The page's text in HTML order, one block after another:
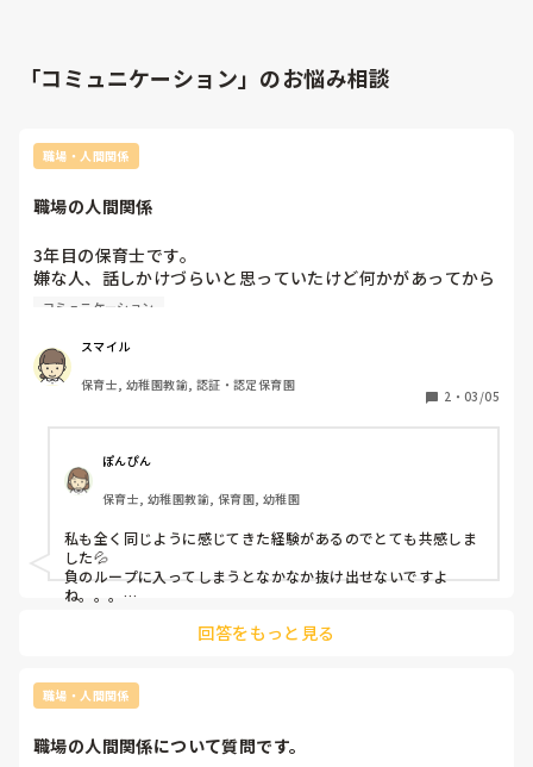
「コミュニケーション」のお悩み相談
職場・人間関係
職場の人間関係
3年目の保育士です。
嫌な人、話しかけづらいと思っていたけど何かがあってから
話しやすくなった！、変わった！などの体験談があれば教え
職場で浮いている、期待されていないと感じることが多くな
ってきました。仕事でのミスも多く、元々コミュニケーショ
ンを取るのが苦手で、仕事上の人間関係のことになると、上
保護者とは、積極的に話はできるのですが、上司に相談した
り、分からないことを質問する時に躊躇してしまいます。怖
い気持ちがあるのか怒られるのを恐れているのか自分でも分
かりません💦
休憩中に雑談をしているところでは頷いたりにこっと笑った
りして会話に入れるようには頑張り中です！
新年度も、もうすぐ始まるし新卒の方も入ってくるので私の
コミュニケーション
スマイル
保育士, 幼稚園教諭, 認証・認定保育園
2 ・ 03/05
ぽんぴん
保育士, 幼稚園教諭, 保育園, 幼稚園
私も全く同じように感じてきた経験があるのでとても共感しま
した💦
負のループに入ってしまうとなかなか抜け出せないですよ
ね。。。
・1日の目標を決めて出勤し勤務後に目標達成できたか振り返
る→自分自身の小さな成長を実感でき自信につながる
歩き用のメモに記入）→続けてきた奇跡が残りこのこと自体も
回答をもっと見る
職場・人間関係
職場の人間関係について質問です。